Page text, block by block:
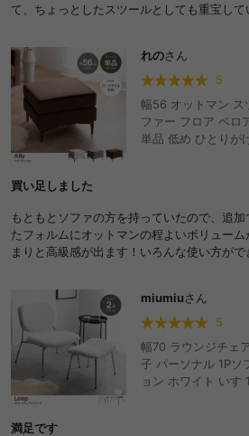
て、ちょっとしたスツールとしても重宝して
れのさん
5
幅56 オットマン ス
ファー フロア ベロ
単品 低め ひとりが
買い足しました
もともとソファの方を持っていたので、追
たフォルムにオットマンの程よいボリュー
まりと高級感が出ます！いろんな使い方がで
miumiuさん
5
幅70 ラウンジチェ
子 パーソナル 1Pソ
ョン ホワイト いす
満足です